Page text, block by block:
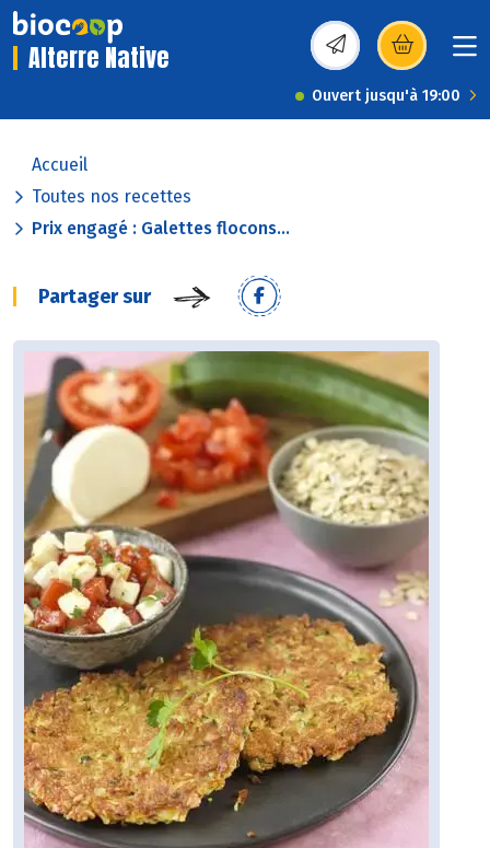
Alterre Native (s’ouvre dans une
Ouvert jusqu'à 19:00
Accueil
Toutes nos recettes
Prix engagé : Galettes flocons...
Partager sur